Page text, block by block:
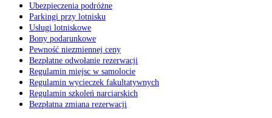
Ubezpieczenia podróżne
Parkingi przy lotnisku
Usługi lotniskowe
Bony podarunkowe
Pewność niezmiennej ceny
Bezpłatne odwołanie rezerwacji
Regulamin miejsc w samolocie
Regulamin wycieczek fakultatywnych
Regulamin szkoleń narciarskich
Bezpłatna zmiana rezerwacji